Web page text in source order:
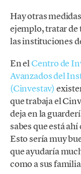
Hay otras
ejemplo, tratar de
las instituciones
En elCentro de
Avanzados del
(Cinvestav)
que trabaja el
deja en la
sabes que está
Esto sería muy
que ayudaría
como a sus